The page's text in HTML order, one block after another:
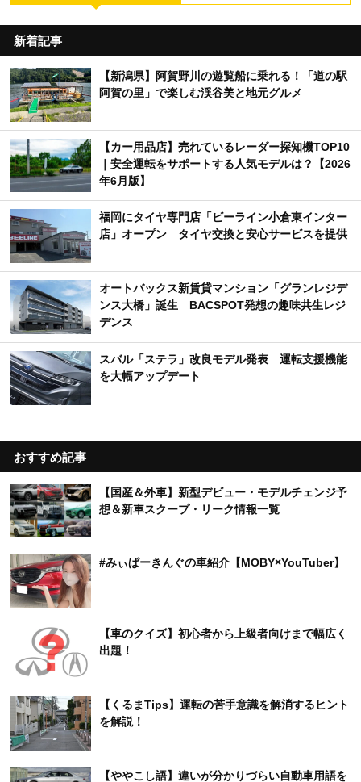
新着記事
【新潟県】阿賀野川の遊覧船に乗れる！「道の駅
阿賀の里」で楽しむ渓谷美と地元グルメ
【カー用品店】売れているレーダー探知機TOP10
｜安全運転をサポートする人気モデルは？【2026
年6月版】
福岡にタイヤ専門店「ビーライン小倉東インター
店」オープン タイヤ交換と安心サービスを提供
オートバックス新賃貸マンション「グランレジデ
ンス大橋」誕生 BACSPOT発想の趣味共生レジ
デンス
スバル「ステラ」改良モデル発表 運転支援機能
を大幅アップデート
おすすめ記事
【国産＆外車】新型デビュー・モデルチェンジ予
想＆新車スクープ・リーク情報一覧
#みぃぱーきんぐの車紹介【MOBY×YouTuber】
【車のクイズ】初心者から上級者向けまで幅広く
出題！
【くるまTips】運転の苦手意識を解消するヒント
を解説！
【ややこし語】違いが分かりづらい自動車用語を